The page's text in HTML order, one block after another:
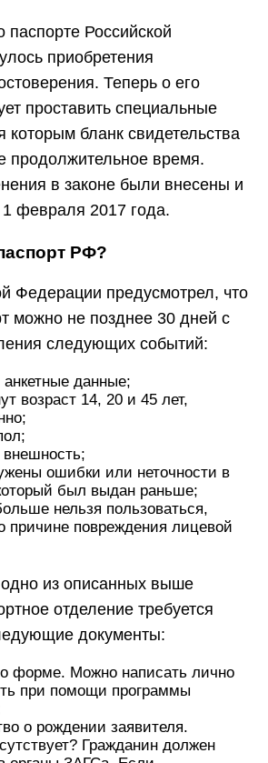
паспорте Российской
приобретения
Теперь о его
проставить специальные
которым бланк свидетельства
продолжительное время.
в законе были внесены и
1 февраля 2017 года.
РФ?
Федерации предусмотрел, что
можно не позднее 30 дней с
следующих событий:
данные;
возраст 14, 20 и 45 лет,
ошибки или неточности в
был выдан раньше;
нельзя пользоваться,
причине повреждения лицевой
из описанных выше
отделение требуется
документы:
форме. Можно написать лично
при помощи программы
о рождении заявителя.
Гражданин должен